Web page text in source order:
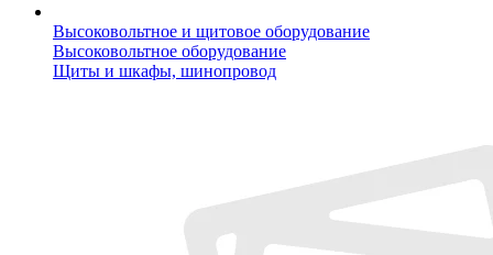
Высоковольтное и щитовое оборудование
Высоковольтное оборудование
Щиты и шкафы, шинопровод